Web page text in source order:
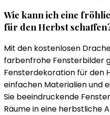
Wie kann ich eine
für den Herbst
Mit den kostenlosen
farbenfrohe Fensterbilder
Fensterdekoration für den
einfachen Materialien und
Sie beeindruckende
Räume in eine herbstliche